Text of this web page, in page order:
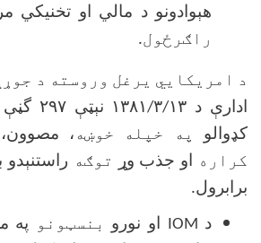
هېوادونو د مالي او تخنيكي
راګرځول.
د امریکایي یرغل وروسته د
ادارې د ۱۳۸۱/۳/۱۳ نېټې۲۹۷
كډوالو
په خپله خوښه ،
کراره
او جذب وړ توګه راستنېدو
برابرول.
د IOM او نورو بنسټونو په